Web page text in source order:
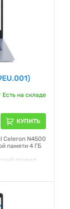
Есть на складе
КУПИТЬ
Celeron N4500
памяти 4 ГБ
привод